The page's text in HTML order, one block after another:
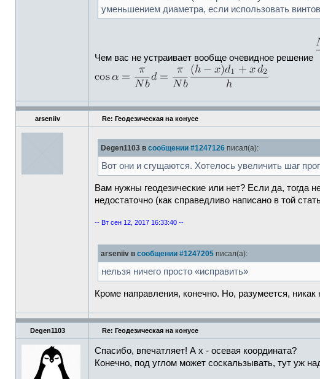
уменьшением диаметра, если использовать
Чем вас не устраивает вообще очевидное решение
arseniiv Re: Геодезическая на конусе
Degen1103 в сообщении #1247126 писал(а):
Вот они и сгущаются. Хотелось увеличить шаг
Вам нужны геодезические или нет? Если да, тогда
недостаточно (как справедливо написано в той
-- Вт сен 12, 2017 16:33:40 --
arseniiv в сообщении #1247205 писал(а):
нельзя ничего просто «исправить»
Кроме направления, конечно. Но, разумеется, никак
Degen1103 Re: Геодезическая на конусе
Спасибо, впечатляет! А x - осевая координата?
Конечно, под углом может соскальзывать, тут уж